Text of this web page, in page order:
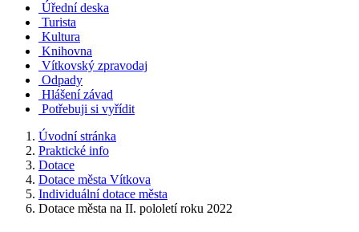
Úřední deska
Turista
Kultura
Knihovna
Vítkovský zpravodaj
Odpady
Hlášení závad
Potřebuji si vyřídit
Úvodní stránka
Praktické info
Dotace
Dotace města Vítkova
Individuální dotace města
Dotace města na II. pololetí roku 2022